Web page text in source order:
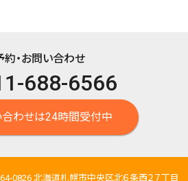
約・お問い合わせ
688-6566
合わせは24時間受付中
0826 北海道札幌市中央区北６条西２７丁目